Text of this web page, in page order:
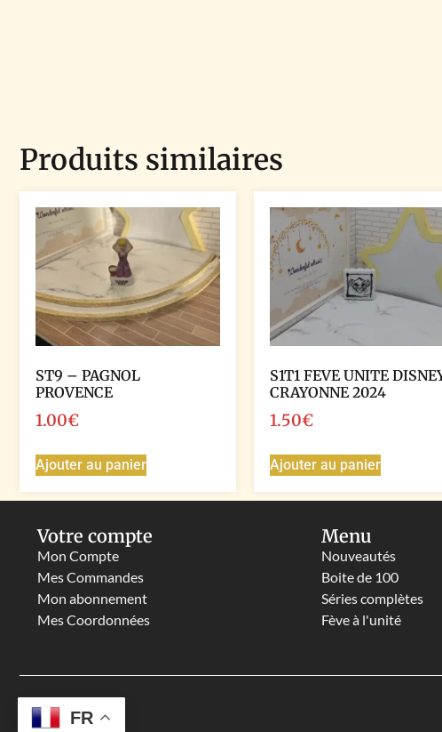
Produits similaires
ST9 – PAGNOL
PROVENCE
1.00€
Ajouter au panier
S1T1 FEVE UNITE
CRAYONNE 2024
1.50€
Ajouter au panier
Votre compte
Mon Compte
Mes Commandes
Mon abonnement
Mes Coordonnées
Menu
Nouveautés
Boite de 100
Séries complètes
Fève à l'unité
FR